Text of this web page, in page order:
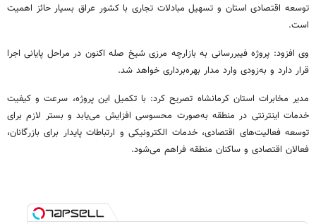
توسعه اقتصادی استان و تسهیل مبادلات تجاری با کشور عراق بسیار حائز اهمیت
است.
وی افزود: پروژه فیبررسانی به بازارچه مرزی شیخ صله اکنون در مراحل پایانی اجرا
قرار دارد و به‌زودی وارد مدار بهره‌برداری خواهد شد.
مدیر مخابرات استان کرمانشاه تصریح کرد: با تکمیل این پروژه، سرعت و کیفیت
خدمات اینترنتی در منطقه به‌صورت محسوسی افزایش می‌یابد و بستر لازم برای
توسعه فعالیت‌های اقتصادی، خدمات الکترونیکی و ارتباطات پایدار برای بازرگانان،
فعالان اقتصادی و ساکنان منطقه فراهم می‌شود.